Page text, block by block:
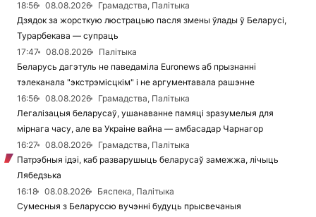
18:56
08.08.2026
Грамадства, Палітыка
Дзядок за жорсткую люстрацыю пасля змены ўлады ў Беларусі,
Турарбекава — супраць
17:47
08.08.2026
Палітыка
Беларусь дагэтуль не паведаміла Euronews аб прызнанні
тэлеканала "экстрэмісцкім" і не аргументавала рашэнне
16:56
08.08.2026
Грамадства, Палітыка
Легалізацыя беларусаў, ушанаванне памяці зразумелыя для
мірнага часу, але ва Украіне вайна — амбасадар Чарнагор
16:27
08.08.2026
Грамадства, Палітыка
Патрэбныя ідэі, каб разварушыць беларусаў замежжа, лічыць
Лябедзька
16:18
08.08.2026
Бяспека, Палітыка
Сумесныя з Беларуссю вучэнні будуць прысвечаныя